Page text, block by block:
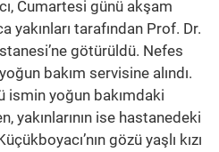
Cumartesi günü akşam
yakınları tarafından Prof. Dr.
götürüldü. Nefes
bakım servisine alındı.
ismin yoğun bakımdaki
yakınlarının ise hastanedeki
gözü yaşlı kızı